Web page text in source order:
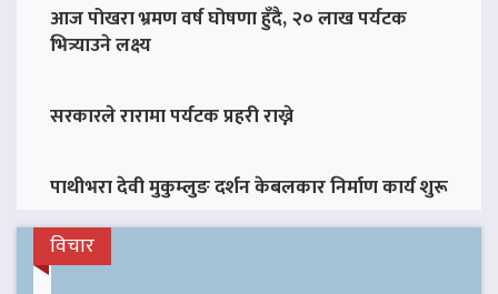
आज पोखरा भ्रमण वर्ष घोषणा हुँदै, २० लाख पर्यटक
भित्र्याउने लक्ष्य
सरकारले रारामा पर्यटक प्रहरी राख्ने
पाथीभरा देवी मुकुम्लुङ दर्शन केबलकार निर्माण कार्य शुरू
विचार